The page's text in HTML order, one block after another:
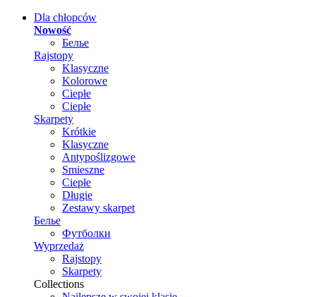
Dla chłopców
Nowość
Белье
Rajstopy
Klasyczne
Kolorowe
Ciepłe
Ciepłe
Skarpety
Krótkie
Klasyczne
Antypoślizgowe
Smieszne
Ciepłe
Długie
Zestawy skarpet
Белье
Футболки
Wyprzedaż
Rajstopy
Skarpety
Collections